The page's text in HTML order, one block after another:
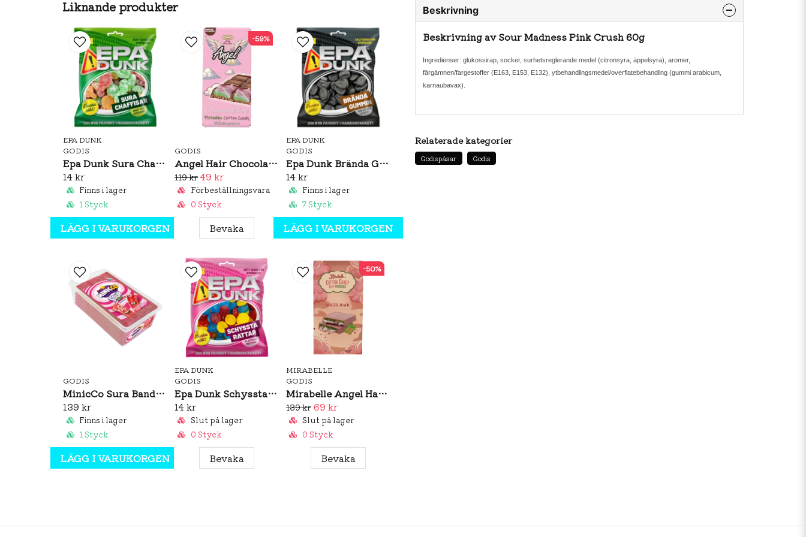
Liknande produkter
EPA DUNK
GODIS
Epa Dunk Sura Chaffisar 80g
14 kr
Finns i lager
1 Styck
LÄGG I VARUKORGEN
GODIS
Angel Hair Chocolate Original Taste 100g
119 kr 49 kr
Förbeställningsvara
0 Styck
Bevaka
-59%
EPA DUNK
GODIS
Epa Dunk Brända Gummin 80g
14 kr
Finns i lager
7 Styck
LÄGG I VARUKORGEN
GODIS
MinicCo Sura Band Jordgubb 1,5kg
139 kr
Finns i lager
1 Styck
LÄGG I VARUKORGEN
EPA DUNK
GODIS
Epa Dunk Schyssta Rattar 80g
14 kr
Slut på lager
0 Styck
Bevaka
MIRABELLE
GODIS
Mirabelle Angel Hair Pink 80g
139 kr 69 kr
Slut på lager
0 Styck
Bevaka
-50%
Beskrivning
Beskrivning av Sour Madness Pink Crush 60g
Ingredienser: glukossirap, socker, surhetsreglerande medel (citronsyra, äppelsyra), aromer,
färgämnen/fargestoffer (E163, E153, E132), ytbehandlingsmedel/overflatebehandling (gummi arabicum,
karnaubavax).
Relaterade kategorier
Godispåsar Godis